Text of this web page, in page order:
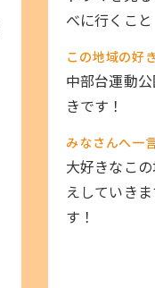
べに行くこと
この地域の好
中部台運動
きです！
みなさんへ一
大好きなこ
えしていき
す！